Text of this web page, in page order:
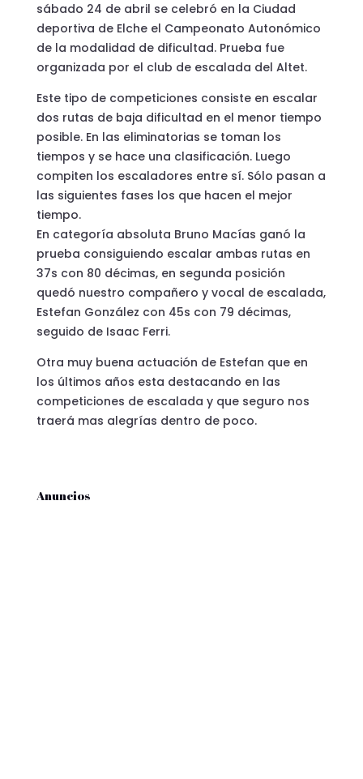
sábado 24 de abril se celebró en la Ciudad
deportiva de Elche el Campeonato Autonómico
de la modalidad de dificultad. Prueba fue
organizada por el club de escalada del Altet.
Este tipo de competiciones consiste en escalar
dos rutas de baja dificultad en el menor tiempo
posible. En las eliminatorias se toman los
tiempos y se hace una clasificación. Luego
compiten los escaladores entre sí. Sólo pasan a
las siguientes fases los que hacen el mejor
tiempo.
En categoría absoluta Bruno Macías ganó la
prueba consiguiendo escalar ambas rutas en
37s con 80 décimas, en segunda posición
quedó nuestro compañero y vocal de escalada,
Estefan González con 45s con 79 décimas,
seguido de Isaac Ferri.
Otra muy buena actuación de Estefan que en
los últimos años esta destacando en las
competiciones de escalada y que seguro nos
traerá mas alegrías dentro de poco.
Anuncios